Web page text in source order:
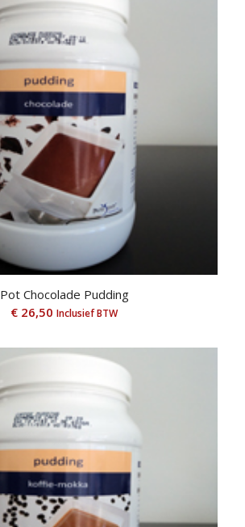
Pot Chocolade Pudding
€ 26,50 Inclusief BTW